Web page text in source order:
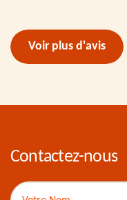
Voir plus d'avis
Contactez-nous